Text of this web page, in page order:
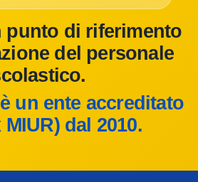
punto di riferimento
del personale
un ente accreditato
MIUR) dal 2010.